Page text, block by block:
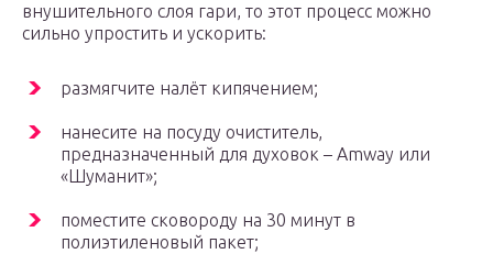
внушительного слоя гари, то этот процесс можно
сильно упростить и ускорить:
размягчите налёт кипячением;
нанесите на посуду очиститель,
предназначенный для духовок – Amway или
«Шуманит»;
поместите сковороду на 30 минут в
полиэтиленовый пакет;